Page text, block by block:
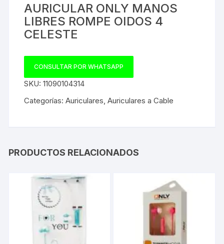
AURICULAR ONLY MANOS
LIBRES ROMPE OIDOS 4
CELESTE
CONSULTAR POR WHATSAPP
SKU:11090104314
Categorías:Auriculares ,Auriculares a Cable
PRODUCTOS RELACIONADOS